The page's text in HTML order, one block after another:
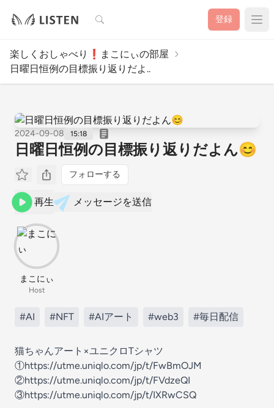
検索 登録
楽しくおしゃべり❗まこにぃの部屋
日曜日恒例の目標振り返りだよ..
2024-09-08 15:18
日曜日恒例の目標振り返りだよん😊
フォローする
再生 メッセージを送信
まこにぃ
Host
#AI #NFT #AIアート #web3 #毎日配信
猫ちゃんアート×ユニクロTシャツ
①https://utme.uniqlo.com/jp/t/FwBmOJM
②https://utme.uniqlo.com/jp/t/FVdzeQI
③https://utme.uniqlo.com/jp/t/IXRwCSQ